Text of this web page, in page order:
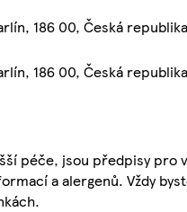
186 00, Česká republika
186 00, Česká republika
péče, jsou předpisy pro
a alergenů. Vždy